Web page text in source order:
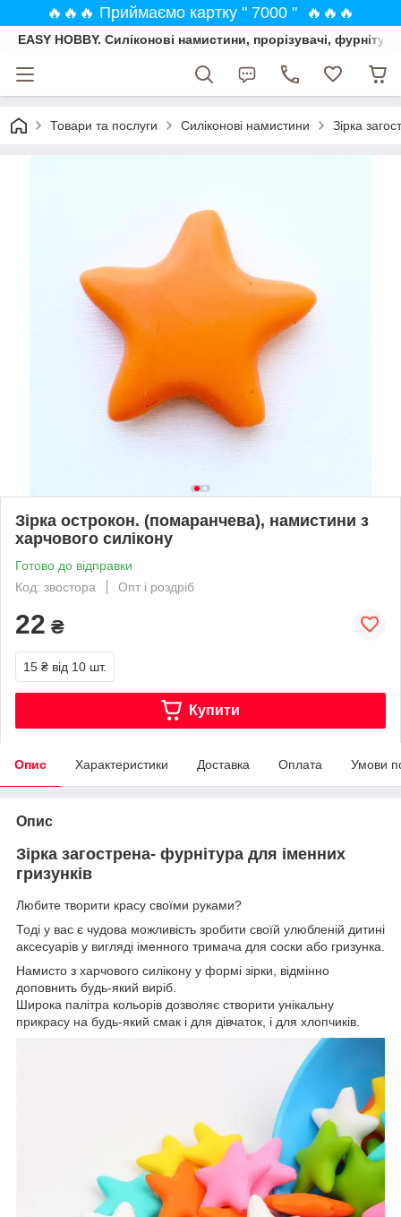
🔥🔥🔥 Приймаємо картку " 7000 " 🔥🔥🔥
EASY HOBBY. Силіконові намистини, прорізувачі,
Товари та послуги Силіконові намистини Зірка
Зірка острокон. (помаранчева), намистини з
харчового силікону
Готово до відправки
Код: звостора
Опт і роздріб
22 ₴
15 ₴ від 10 шт.
Купити
Опис Характеристики Доставка Оплата Умови
Опис
Зірка загострена- фурнітура для іменних
гризунків
Любите творити красу своїми руками?
Тоді у вас є чудова можливість зробити своїй улюбленій дитині
аксесуарів у вигляді іменного тримача для соски або гризунка.
Намисто з харчового силікону у формі зірки, відмінно
доповнить будь-який виріб.
Широка палітра кольорів дозволяє створити унікальну
прикрасу на будь-який смак і для дівчаток, і для хлопчиків.